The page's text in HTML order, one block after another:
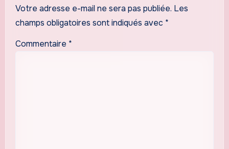
Votre adresse e-mail ne sera pas publiée. Les
champs obligatoires sont indiqués avec *
Commentaire *